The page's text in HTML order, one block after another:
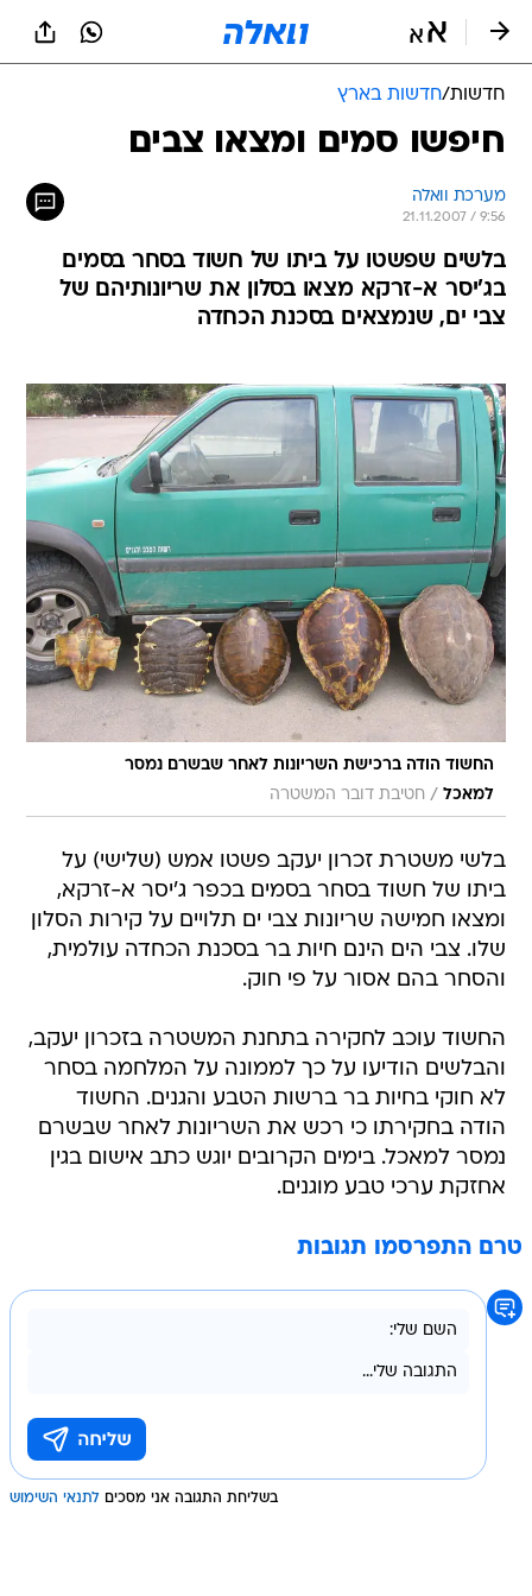
חדשות/חדשות בארץ
חיפשו סמים ומצאו צבים
מערכת וואלה
21.11.2007 / 9:56
בלשים שפשטו על ביתו של חשוד בסחר בסמים
בג'יסר א-זרקא מצאו בסלון את שריונותיהם של
צבי ים, שנמצאים בסכנת הכחדה
החשוד הודה ברכישת השריונות לאחר שבשרם נמסר
למאכל / חטיבת דובר המשטרה
בלשי משטרת זכרון יעקב פשטו אמש (שלישי) על
ביתו של חשוד בסחר בסמים בכפר ג'יסר א-זרקא,
ומצאו חמישה שריונות צבי ים תלויים על קירות הסלון
שלו. צבי הים הינם חיות בר בסכנת הכחדה עולמית,
והסחר בהם אסור על פי חוק.
החשוד עוכב לחקירה בתחנת המשטרה בזכרון יעקב,
והבלשים הודיעו על כך לממונה על המלחמה בסחר
לא חוקי בחיות בר ברשות הטבע והגנים. החשוד
הודה בחקירתו כי רכש את השריונות לאחר שבשרם
נמסר למאכל. בימים הקרובים יוגש כתב אישום בגין
אחזקת ערכי טבע מוגנים.
טרם התפרסמו תגובות
בשליחת התגובה אני מסכים לתנאי השימוש